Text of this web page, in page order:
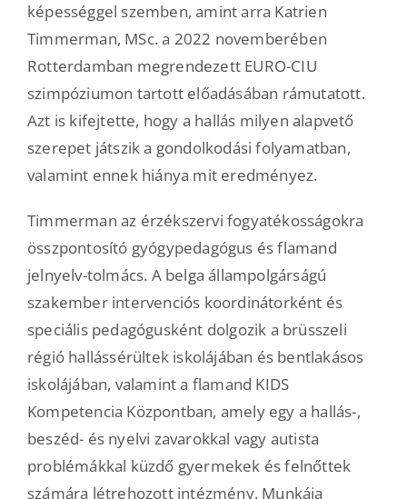
képességgel szemben, amint arra Katrien
Timmerman, MSc. a 2022 novemberében
Rotterdamban megrendezett EURO-CIU
szimpóziumon tartott előadásában rámutatott.
Azt is kifejtette, hogy a hallás milyen alapvető
szerepet játszik a gondolkodási folyamatban,
valamint ennek hiánya mit eredményez.
Timmerman az érzékszervi fogyatékosságokra
összpontosító gyógypedagógus és flamand
jelnyelv-tolmács. A belga állampolgárságú
szakember intervenciós koordinátorként és
speciális pedagógusként dolgozik a brüsszeli
régió hallássérültek iskolájában és bentlakásos
iskolájában, valamint a flamand KIDS
Kompetencia Központban, amely egy a hallás-,
beszéd- és nyelvi zavarokkal vagy autista
problémákkal küzdő gyermekek és felnőttek
számára létrehozott intézmény. Munkája